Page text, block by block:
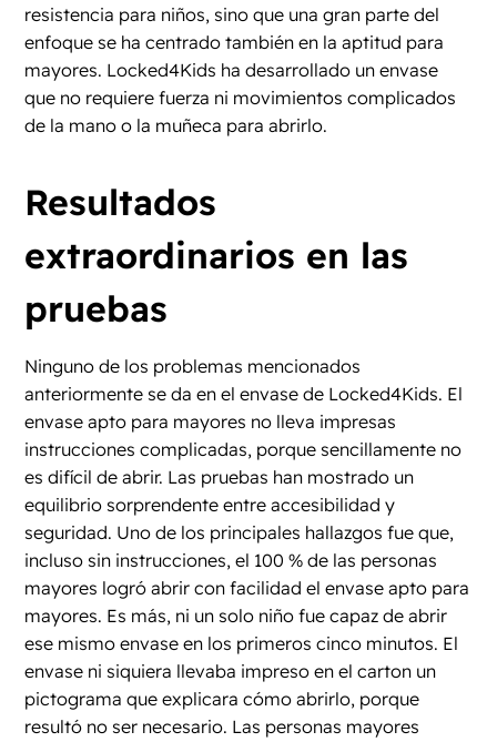
resistencia para niños, sino que una gran parte del
enfoque se ha centrado también en la aptitud para
mayores. Locked4Kids ha desarrollado un envase
que no requiere fuerza ni movimientos complicados
de la mano o la muñeca para abrirlo.
Resultados
extraordinarios en las
pruebas
Ninguno de los problemas mencionados
anteriormente se da en el envase de Locked4Kids. El
envase apto para mayores no lleva impresas
instrucciones complicadas, porque sencillamente no
es difícil de abrir. Las pruebas han mostrado un
equilibrio sorprendente entre accesibilidad y
seguridad. Uno de los principales hallazgos fue que,
incluso sin instrucciones, el 100 % de las personas
mayores logró abrir con facilidad el envase apto para
mayores. Es más, ni un solo niño fue capaz de abrir
ese mismo envase en los primeros cinco minutos. El
envase ni siquiera llevaba impreso en el carton un
pictograma que explicara cómo abrirlo, porque
resultó no ser necesario. Las personas mayores